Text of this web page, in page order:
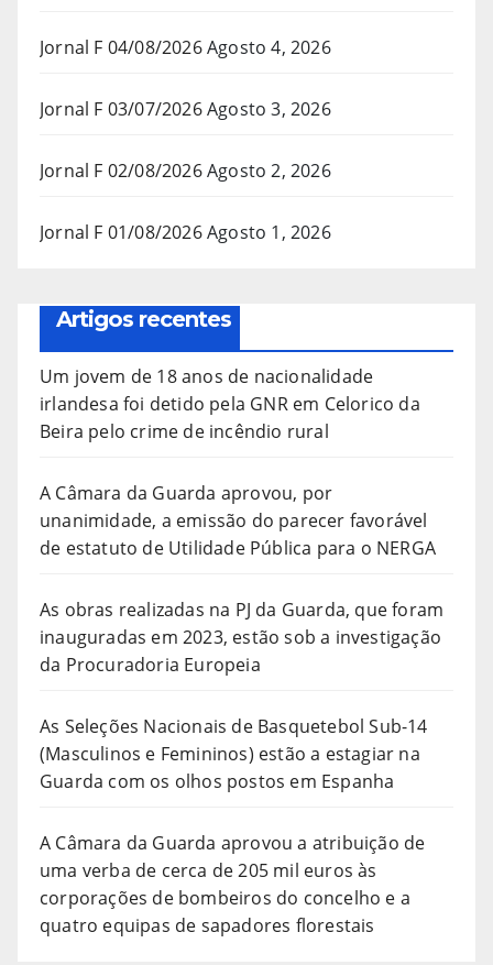
Jornal F 04/08/2026Agosto 4, 2026
Jornal F 03/07/2026Agosto 3, 2026
Jornal F 02/08/2026Agosto 2, 2026
Jornal F 01/08/2026Agosto 1, 2026
Artigos recentes
Um jovem de 18 anos de nacionalidade
irlandesa foi detido pela GNR em Celorico da
Beira pelo crime de incêndio rural
A Câmara da Guarda aprovou, por
unanimidade, a emissão do parecer favorável
de estatuto de Utilidade Pública para o NERGA
As obras realizadas na PJ da Guarda, que foram
inauguradas em 2023, estão sob a investigação
da Procuradoria Europeia
As Seleções Nacionais de Basquetebol Sub-14
(Masculinos e Femininos) estão a estagiar na
Guarda com os olhos postos em Espanha
A Câmara da Guarda aprovou a atribuição de
uma verba de cerca de 205 mil euros às
corporações de bombeiros do concelho e a
quatro equipas de sapadores florestais